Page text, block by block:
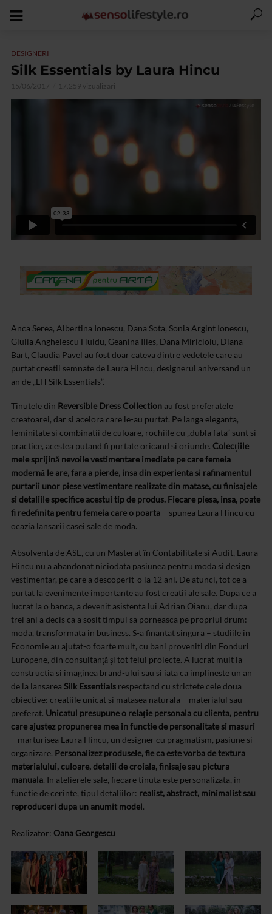
DESIGNERI
Silk Essentials by Laura Hincu
15/06/2017 17.259 vizualizari
Anca Serea, Albertina Ionescu, Dana Sota, Sonia Argint Ionescu,
Giulia Anghelescu Huidu, Geanina Ilies, Dana Miricioiu, Diana
Bart, Claudia Pavel au fost doar cateva dintre vedetele care au
purtat creatii semnate de Laura Hincu, designerul aniversand un
an de „LH Silk Essentials”.
Tinutele din Reversible Dress Collection au fost preferatele
creatoarei, dar si acelora care le-au purtat. Pe langa eleganta,
feminitate si combinatii de culoare, rochiile cu „dubla fata” sunt si
practice, acestea putand fi purtate oricand si oriunde. Colecțiile
mele sprijină nevoile vestimentare imediate pe care femeia
modernă le are, fara a pierde, insa din experienta si rafinamentul
purtarii unor piese vestimentare realizate din matase, cu finisajele
si detaliile specifice acestui tip de produs. Fiecare piesa, insa, poate
fi redefinita pentru femeia care o poarta – spunea Laura Hincu cu
ocazia lansarii casei sale de moda.
Absolventa de ASE, cu un Masterat în Contabilitate si Audit, Laura
Hincu nu a abandonat niciodata pasiunea pentru moda si design
vestimentar, pe care a descoperit-o la 12 ani. De atunci, tot ce a
purtat la evenimente importante au fost creatii ale sale. Dupa ce a
lucrat la o banca, a devenit asistenta lui Adrian Oianu, dar dupa
trei ani a decis ca a sosit timpul sa porneasca pe propriul drum:
moda, transformata in business. S-a finantat singura – studiile in
Economie au ajutat-o foarte mult, cu bani proveniti din Fonduri
Europene, din consultanţă şi tot felul proiecte. A lucrat mult la
constructia si imaginea brand-ului sau si iata ca implineste un an
de la lansarea Silk Essentials respectand cu strictete cele doua
obiective: creatiile unicat si matasea naturala – materialul sau
preferat. Unicatul presupune o relaţie personala cu clienta, pentru
care ajustez propunerea mea in functie de personalitate si masuri
– marturisea Laura Hincu, un designer cu pragmatism, pasiune si
organizare. Personalizez produsele, fie ca este vorba de textura
materialului, culoare, detalii de croiala, finisaje sau pictura
manuala. In atelierele sale, fiecare tinuta este personalizata, in
functie de cerinte, tipul detaliilor: realist, abstract, minimalist sau
reproduceri dupa un anumit model.
Realizator: Oana Georgescu